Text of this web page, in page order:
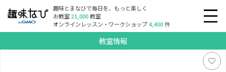
趣味とまなびで毎日を、もっと楽しく
お教室21,000教室
オンラインレッスン・ワークショップ4,400件
教室情報